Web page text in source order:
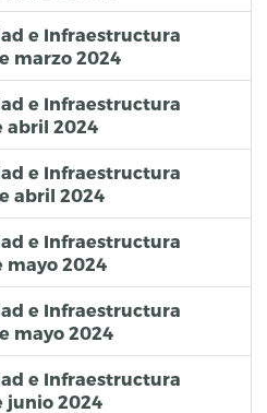
e Infraestructura
marzo 2024
e Infraestructura
abril 2024
e Infraestructura
abril 2024
e Infraestructura
mayo 2024
e Infraestructura
mayo 2024
e Infraestructura
junio 2024